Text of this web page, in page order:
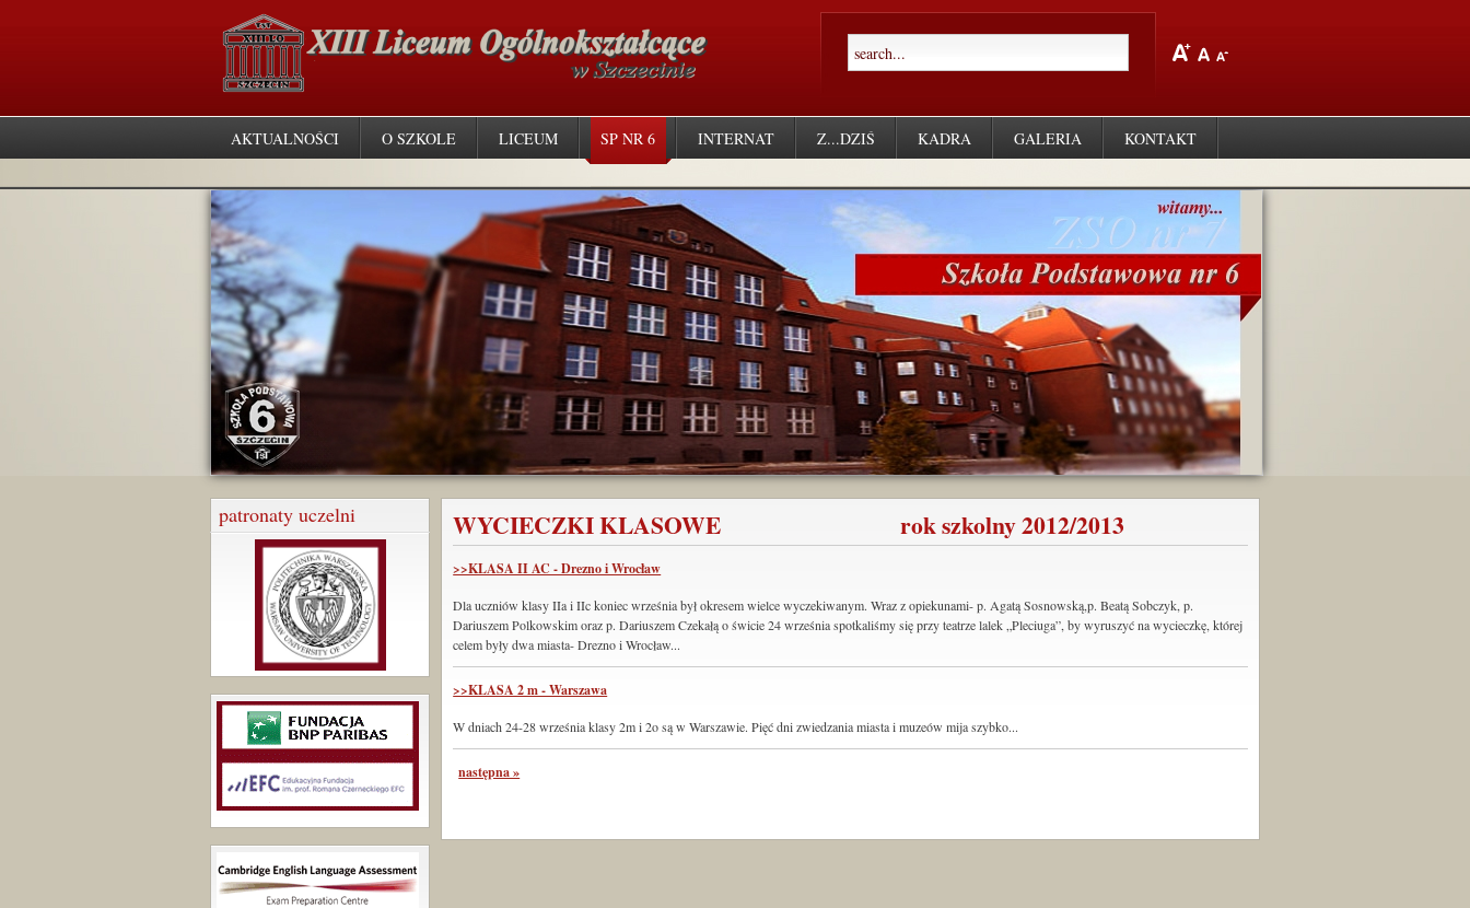
AKTUALNOŚCI O SZKOLE LICEUM SP NR 6 INTERNAT Z...DZIŚ KADRA GALERIA KONTAKT
WYCIECZKI KLASOWE rok szkolny 2012/2013
>>KLASA II AC - Drezno i Wrocław
Dla uczniów klasy IIa i IIc koniec września był okresem wielce wyczekiwanym. Wraz z opiekunami- p. Agatą Sosnowską,p. Beatą Sobczyk, p.
Dariuszem Polkowskim oraz p. Dariuszem Czekałą o świcie 24 września spotkaliśmy się przy teatrze lalek „Pleciuga”, by wyruszyć na wycieczkę, której
celem były dwa miasta- Drezno i Wrocław...
>>KLASA 2 m - Warszawa
W dniach 24-28 września klasy 2m i 2o są w Warszawie. Pięć dni zwiedzania miasta i muzeów mija szybko...
następna »
patronaty uczelni